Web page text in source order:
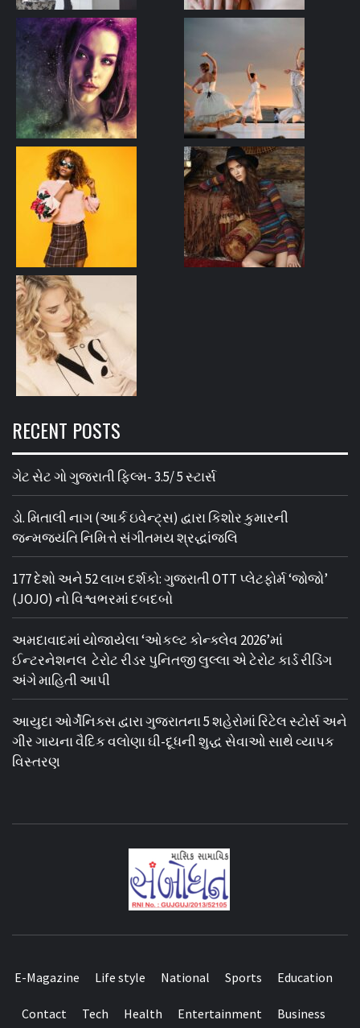
RECENT POSTS
ગેટ સેટ ગો ગુજરાતી ફિલ્મ- 3.5/ 5 સ્ટાર્સ
ડો. મિતાલી નાગ (આર્ક ઇવેન્ટ્સ) દ્વારા કિશોર કુમારની
જન્મજયંતિ નિમિત્તે સંગીતમય શ્રદ્ધાંજલિ
177 દેશો અને 52 લાખ દર્શકો: ગુજરાતી OTT પ્લેટફોર્મ ‘જોજો’
(JOJO) નો વિશ્વભરમાં દબદબો
અમદાવાદમાં યોજાયેલા ‘ઓકલ્ટ કોન્ક્લેવ 2026’માં
ઈન્ટરનેશનલ ટેરોટ રીડર પુનિતજી લુલ્લા એ ટેરોટ કાર્ડ રીડિંગ
અંગે માહિતી આપી
આયુદા ઓર્ગેનિક્સ દ્વારા ગુજરાતના 5 શહેરોમાં રિટેલ સ્ટોર્સ અને
ગીર ગાયના વૈદિક વલોણા ઘી-દૂધની શુદ્ધ સેવાઓ સાથે વ્યાપક
વિસ્તરણ
E-Magazine Life style National Sports Education
Contact Tech Health Entertainment Business